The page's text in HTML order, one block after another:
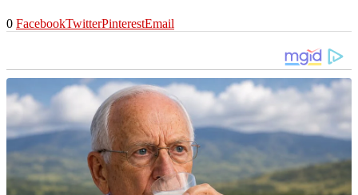
0 FacebookTwitterPinterestEmail